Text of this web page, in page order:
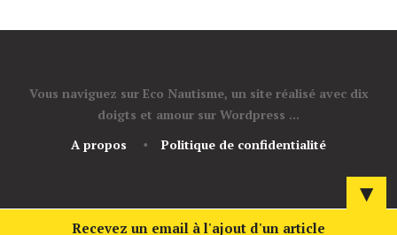
Vous naviguez sur Eco Nautisme, un site réalisé avec dix
doigts et amour sur Wordpress ...
A propos
Politique de confidentialité
▼
Recevez un email à l'ajout d'un article